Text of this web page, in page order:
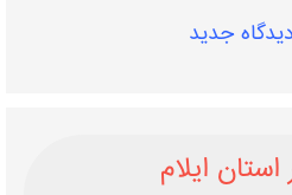
جدید
ایلام